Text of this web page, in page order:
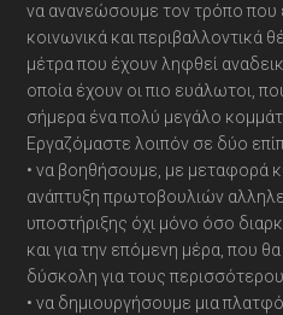
να ανανεώσουμε τον τρόπο που
κοινωνικά και περιβαλλοντικά
μέτρα που έχουν ληφθεί
οποία έχουν οι πιο ευάλωτοι,
σήμερα ένα πολύ μεγάλο
Εργαζόμαστε λοιπόν σε δύο
• να βοηθήσουμε, με μεταφορά
ανάπτυξη πρωτοβουλιών
υποστήριξης όχι μόνο όσο
και για την επόμενη μέρα, που θα
δύσκολη για τους
• να δημιουργήσουμε μια